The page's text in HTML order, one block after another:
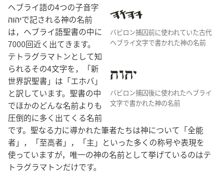
バビロン捕囚前に使われていた古代
ヘブライ文字で書かれた神の名前
バビロン捕囚後に使われたヘブライ
文字で書かれた神の名前
ヘブライ語の4つの子音字
יהוהで記される神の名前
は，ヘブライ語聖書の中に
7000回近く出てきます。
テトラグラマトンとして知
られるその4文字を，「新
世界訳聖書」は「エホバ」
と訳しています。聖書の中
でほかのどんな名前よりも
圧倒的に多く出てくる名前
です。聖なる力に導かれた筆者たちは神について「全能
者」，「至高者」，「主」といった多くの称号や表現を
使っていますが，唯一の神の名前として挙げているのはテ
トラグラマトンだけです。